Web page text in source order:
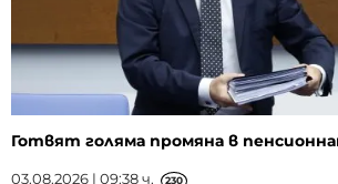
Готвят голяма промяна в
03.08.2026 | 09:38 ч. 230